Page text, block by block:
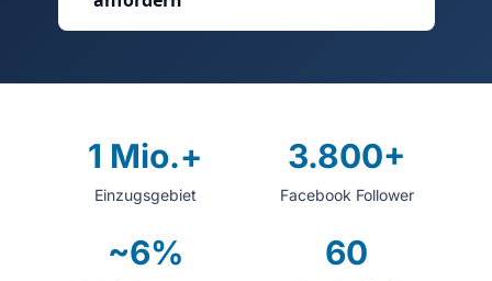
1 Mio.+
Einzugsgebiet
3.800+
Facebook Follower
~6% 60